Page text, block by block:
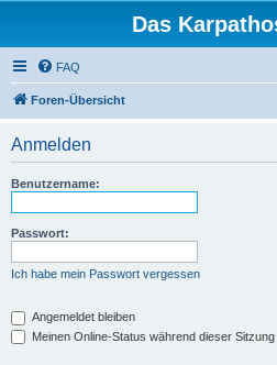
Das
FAQ
Foren-Übersicht
Anmelden
Benutzername:
Passwort:
Ich habe mein Passwort vergessen
Angemeldet bleiben
Meinen Online-Status während dieser